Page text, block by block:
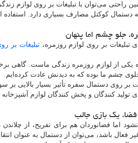
راحتی می‌توان با تبلیغات بر روی لوازم
که دستمال کوکتل مصارف بسیاری دارد.
جلو چشم اما پنهان
تبلیغات بر روی لوازم روزمره،تبلیغات بر
از لوازم روزمره زندگی ماست. گاهی برخی
چشم ما بوده که به دیدنش عادت کرده‌ایم.
بر روی دستمال سفره تأثیر بسیار بالایی
تولید کنندگان و پخش کنندگان لوازم
یک بازی جالب
نشود اما فضانوردان هم برای تفریح، از
فعال باشد، می‌توان از دستمال به عنوان